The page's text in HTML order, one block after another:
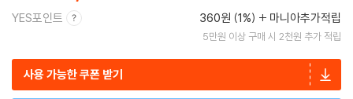
YES포인트 360원 (1%) 마니아추가적립
5만원 이상 구매 시 2천원 추가 적립
사용 가능한 쿠폰 받기